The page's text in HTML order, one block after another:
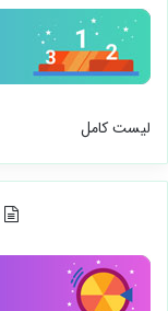
لیست کامل